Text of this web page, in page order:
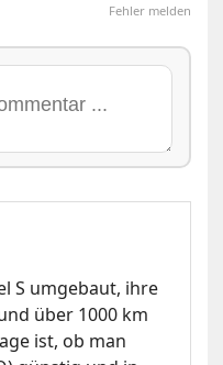
Fehler melden
S umgebaut, ihre
über 1000 km
ist, ob man